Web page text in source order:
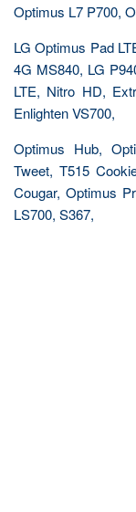
Optimus L7 P700,
LG Optimus Pad
4G MS840, LG
LTE, Nitro HD,
Enlighten VS700,
Optimus Hub,
Tweet, T515
Cougar, Optimus
LS700, S367,